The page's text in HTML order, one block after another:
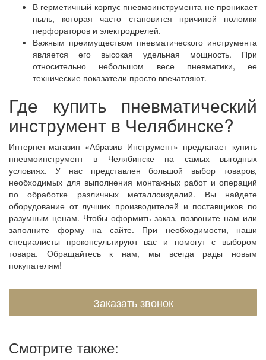
В герметичный корпус пневмоинструмента не проникает
пыль, которая часто становится причиной поломки
перфораторов и электродрелей.
Важным преимуществом пневматического инструмента
является его высокая удельная мощность. При
относительно небольшом весе пневматики, ее
технические показатели просто впечатляют.
Где купить пневматический
инструмент в Челябинске?
Интернет-магазин «Абразив Инструмент» предлагает купить
пневмоинструмент в Челябинске на самых выгодных
условиях. У нас представлен большой выбор товаров,
необходимых для выполнения монтажных работ и операций
по обработке различных металлоизделий. Вы найдете
оборудование от лучших производителей и поставщиков по
разумным ценам. Чтобы оформить заказ, позвоните нам или
заполните форму на сайте. При необходимости, наши
специалисты проконсультируют вас и помогут с выбором
товара. Обращайтесь к нам, мы всегда рады новым
покупателям!
Заказать звонок
Смотрите также: